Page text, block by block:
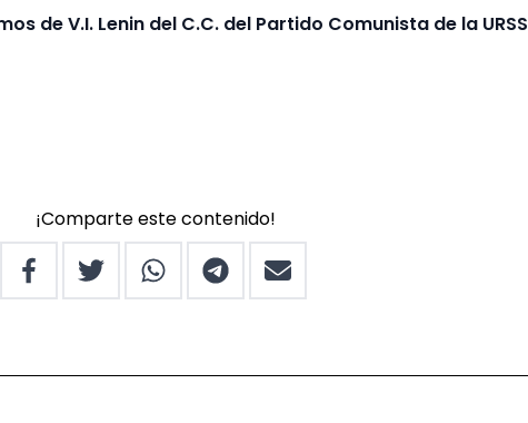
de V.I. Lenin del C.C. del Partido Comunista de la URSS
¡Comparte este contenido!